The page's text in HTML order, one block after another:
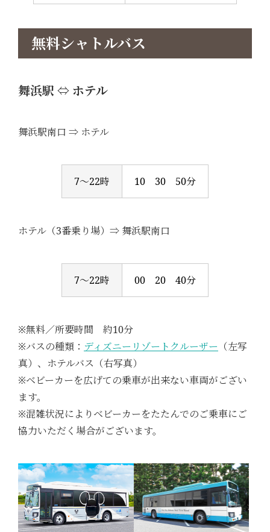
無料シャトルバス
舞浜駅 ⇔ ホテル
舞浜駅南口 ⇒ ホテル
7～22時 10 30 50分
ホテル（3番乗り場）⇒ 舞浜駅南口
7～22時 00 20 40分
※無料／所要時間 約10分
※バスの種類： ディズニーリゾートクルーザー （左写
真）、ホテルバス（右写真）
※ベビーカーを広げての乗車が出来ない車両がござい
ます。
※混雑状況によりベビーカーをたたんでのご乗車にご
協力いただく場合がございます。